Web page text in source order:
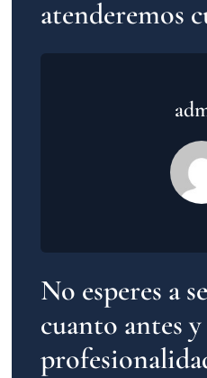
atenderemos
No esperes a
cuanto antes